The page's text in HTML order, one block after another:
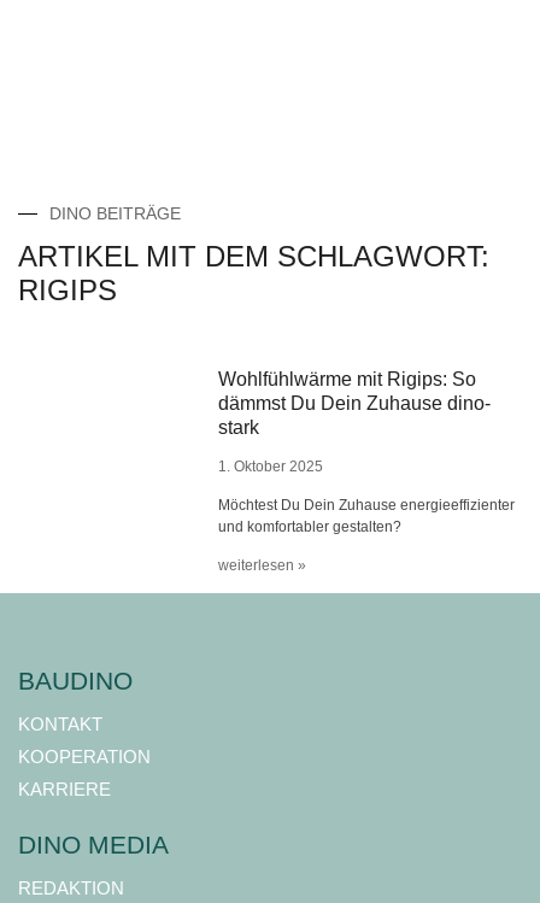
DINO BEITRÄGE
ARTIKEL MIT DEM SCHLAGWORT:
RIGIPS
Wohlfühlwärme mit Rigips: So
dämmst Du Dein Zuhause dino-
stark
1. Oktober 2025
Möchtest Du Dein Zuhause energieeffizienter
und komfortabler gestalten?
weiterlesen »
BAUDINO
KONTAKT
KOOPERATION
KARRIERE
DINO MEDIA
REDAKTION